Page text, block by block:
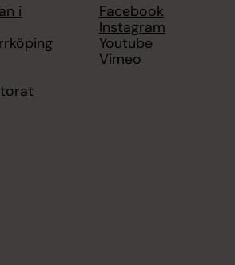
i
Facebook
Instagram
Youtube
Vimeo